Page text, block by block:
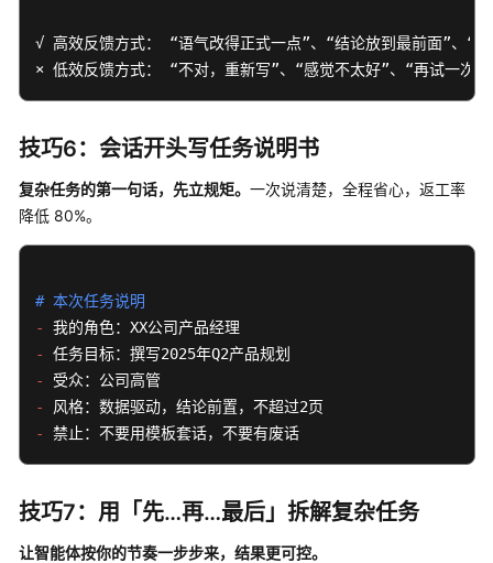
录
OfficeAce
速
开
始
南
使
用
技
巧
佳
践
√ 高效反馈方式： “语气改得正式一点”、“结论放到最前面”、“
× 低效反馈方式： “不对，重新写”、“感觉不太好”、“再试一次”
技巧6：会话开头写任务说明书
复杂任务的第一句话，先立规矩。 一次说清楚，全程省心，返工率
降低 80%。
# 本次任务说明
-
-
-
-
-
禁止：不要用模板套话，不要有废话
技巧7：用「先…再…最后」拆解复杂任务
让智能体按你的节奏一步步来，结果更可控。